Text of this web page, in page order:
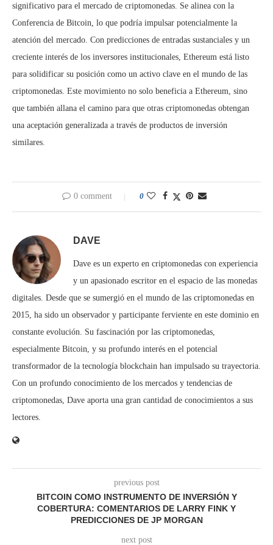
significativo para el mercado de criptomonedas. Se alinea con la
Conferencia de Bitcoin, lo que podría impulsar potencialmente la
atención del mercado. Con predicciones de entradas sustanciales y un
creciente interés de los inversores institucionales, Ethereum está listo
para solidificar su posición como un activo clave en el mundo de las
criptomonedas. Este movimiento no solo beneficia a Ethereum, sino
que también allana el camino para que otras criptomonedas obtengan
una aceptación generalizada a través de productos de inversión
similares.
0 comment 0
DAVE
Dave es un experto en criptomonedas con experiencia
y un apasionado escritor en el espacio de las monedas
digitales. Desde que se sumergió en el mundo de las criptomonedas en
2015, ha sido un observador y participante ferviente en este dominio en
constante evolución. Su fascinación por las criptomonedas,
especialmente Bitcoin, y su profundo interés en el potencial
transformador de la tecnología blockchain han impulsado su trayectoria.
Con un profundo conocimiento de los mercados y tendencias de
criptomonedas, Dave aporta una gran cantidad de conocimientos a sus
lectores.
previous post
BITCOIN COMO INSTRUMENTO DE INVERSIÓN Y
COBERTURA: COMENTARIOS DE LARRY FINK Y
PREDICCIONES DE JP MORGAN
next post